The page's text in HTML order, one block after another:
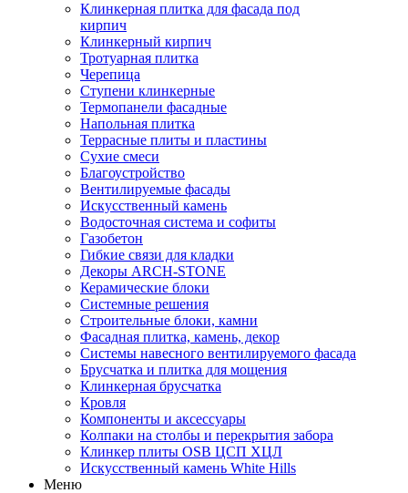
Клинкерная плитка для фасада под
кирпич
Клинкерный кирпич
Тротуарная плитка
Черепица
Ступени клинкерные
Термопанели фасадные
Напольная плитка
Террасные плиты и пластины
Сухие смеси
Благоустройство
Вентилируемые фасады
Искусственный камень
Водосточная система и софиты
Газобетон
Гибкие связи для кладки
Декоры ARCH-STONE
Керамические блоки
Системные решения
Строительные блоки, камни
Фасадная плитка, камень, декор
Системы навесного вентилируемого фасада
Брусчатка и плитка для мощения
Клинкерная брусчатка
Кровля
Компоненты и аксессуары
Колпаки на столбы и перекрытия забора
Клинкер плиты OSB ЦСП ХЦЛ
Искусственный камень White Hills
Меню